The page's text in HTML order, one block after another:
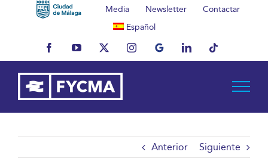
Media Newsletter
Contactar
Español
FacebookYouTubeX InstagramMyBusinessLinkedInTiktok
Anterior Siguiente